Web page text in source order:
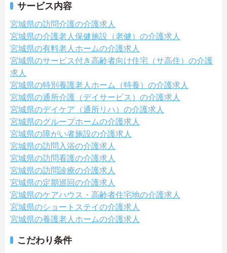
サービス内容
宮城県の訪問介護の介護求人
宮城県の介護老人保健施設（老健）の介護求人
宮城県の有料老人ホームの介護求人
宮城県のサービス付き高齢者向け住宅（サ高住）の介護
求人
宮城県の特別養護老人ホーム（特養）の介護求人
宮城県の通所介護（デイサービス）の介護求人
宮城県のデイケア（通所リハ）の介護求人
宮城県のグループホームの介護求人
宮城県の障がい者施設の介護求人
宮城県の訪問入浴の介護求人
宮城県の訪問看護の介護求人
宮城県の訪問診療の介護求人
宮城県の定期巡回の介護求人
宮城県のケアハウス・高齢者住宅地の介護求人
宮城県のショートステイの介護求人
宮城県の養護老人ホームの介護求人
こだわり条件